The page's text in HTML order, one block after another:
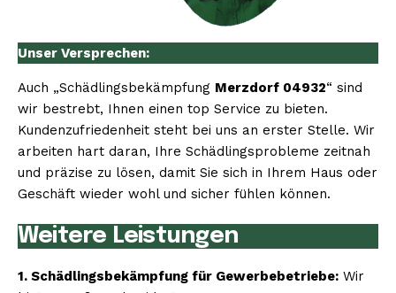
Unser Versprechen:
Auch „Schädlingsbekämpfung Merzdorf 04932“ sind
wir bestrebt, Ihnen einen top Service zu bieten.
Kundenzufriedenheit steht bei uns an erster Stelle. Wir
arbeiten hart daran, Ihre Schädlingsprobleme zeitnah
und präzise zu lösen, damit Sie sich in Ihrem Haus oder
Geschäft wieder wohl und sicher fühlen können.
Weitere Leistungen
1. Schädlingsbekämpfung für Gewerbebetriebe: Wir